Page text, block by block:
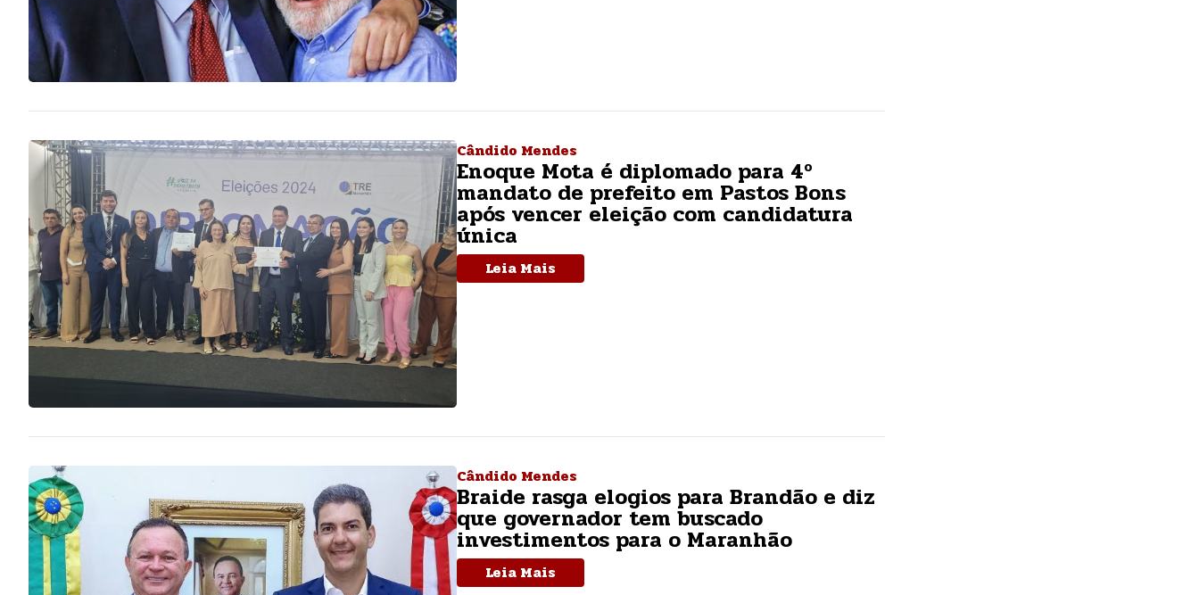
Cândido Mendes
Enoque Mota é diplomado para 4º
mandato de prefeito em Pastos Bons
após vencer eleição com candidatura
única
Leia Mais
Cândido Mendes
Braide rasga elogios para Brandão e diz
que governador tem buscado
investimentos para o Maranhão
Leia Mais